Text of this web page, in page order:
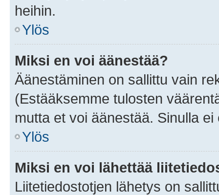
heihin.
Ylös
Miksi en voi äänestää?
Äänestäminen on sallittu vain
(Estääksemme tulosten
mutta et voi äänestää. Sinulla
Ylös
Miksi en voi lähettää
Liitetiedostotjen lähetys on